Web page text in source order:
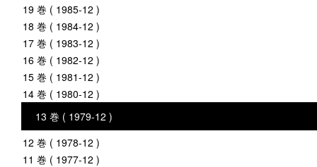
19 巻 ( 1985-12 )
18 巻 ( 1984-12 )
17 巻 ( 1983-12 )
16 巻 ( 1982-12 )
15 巻 ( 1981-12 )
14 巻 ( 1980-12 )
13 巻 ( 1979-12 )
12 巻 ( 1978-12 )
11 巻 ( 1977-12 )